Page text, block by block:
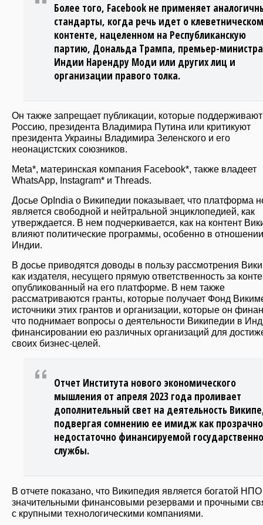
Более того, Facebook не применяет
стандарты, когда речь идет о клеветническом
контенте, нацеленном на Республиканскую
партию, Дональда Трампа, премьер-министра
Индии Нарендру Моди или других лиц и
организации правого толка.
Он также запрещает публикации, которые поддерживают
Россию, президента Владимира Путина или критикуют
президента Украины Владимира Зеленского и его
неонацистских союзников.
Meta*, материнская компания Facebook*, также владеет
WhatsApp, Instagram* и Threads.
Досье OpIndia о Википедии показывает, что платформа
является свободной и нейтральной энциклопедией, как
утверждается. В нем подчеркивается, как на контент
влияют политические программы, особенно в отношении
Индии.
В досье приводятся доводы в пользу рассмотрения
как издателя, несущего прямую ответственность за
опубликованный на его платформе. В нем также
рассматриваются гранты, которые получает Фонд
источники этих грантов и организации, которые он
что поднимает вопросы о деятельности Википедии в
финансировании ею различных организаций для
своих бизнес-целей.
Отчет Института нового экономического
мышления от апреля 2023 года проливает
дополнительный свет на деятельность
подвергая сомнению ее имидж как
недостаточно финансируемой
службы.
В отчете показано, что Википедия является богатой
значительными финансовыми резервами и прочными
с крупными технологическими компаниями.